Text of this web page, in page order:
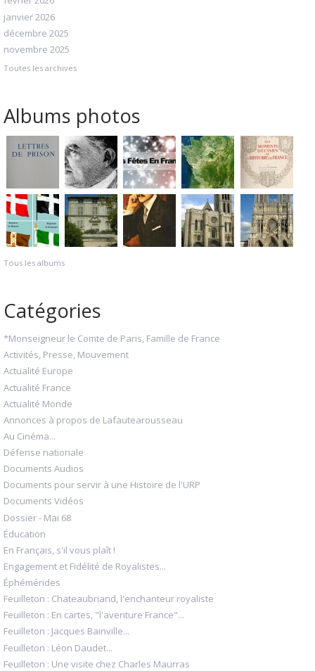
janvier 2026
décembre 2025
novembre 2025
Toutes les archives
Albums photos
Tous les albums
Catégories
*Monseigneur le Comte de Paris, Famille de France
Activités, Presse, Mouvement
Actualité Europe
Actualité France
Actualité Monde
Annonces à propos de Lafautearousseau
Au Cinéma...
Défense nationale
Documents Audios
Documents pour servir à une Histoire de l'URP
Documents Vidéos
Dossier - Mai 68
Éducation
En Français, s'il vous plaît !
Engagement et Fidélité de Royalistes...
Éphémérides
Feuilleton : Chateaubriand, l'enchanteur royaliste
Feuilleton : En cartes, "l'aventure France"...
Feuilleton : Jacques Bainville...
Feuilleton : Léon Daudet...
Feuilleton : Une visite chez Charles Maurras